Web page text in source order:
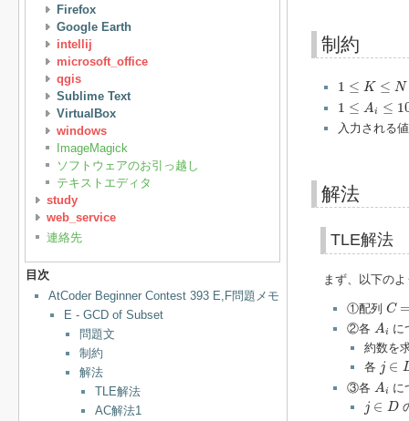
Firefox
Google Earth
intellij
microsoft_office
qgis
Sublime Text
VirtualBox
windows
ImageMagick
ソフトウェアのお引っ越し
テキストエディタ
study
web_service
連絡先
目次
AtCoder Beginner Contest 393 E,F問題メモ
E - GCD of Subset
問題文
制約
解法
TLE解法
AC解法1
制約
1 ≤ K ≤ N
≤N 1.2
1 ≤ Ai ≤
≤10
入力される
解法
TLE解法
まず、以下の
①配列 C
C=
②各 Ai
Ai
に
約数を
各 j ∈
∈D
③各 A i
Ai に
j ∈ D
∈D